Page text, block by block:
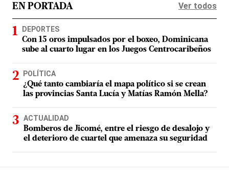
EN PORTADA Ver todos
DEPORTES
Con 15 oros impulsados por el boxeo, Dominicana
sube al cuarto lugar en los Juegos Centrocaribeños
POLÍTICA
¿Qué tanto cambiaría el mapa político si se crean
las provincias Santa Lucía y Matías Ramón Mella?
ACTUALIDAD
Bomberos de Jicomé, entre el riesgo de desalojo y
el deterioro de cuartel que amenaza su seguridad